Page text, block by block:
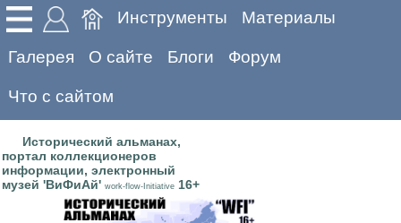
Инструменты Материалы
Галерея О сайте Блоги Форум
Что с сайтом
Исторический альманах,
портал коллекционеров
информации, электронный
музей 'ВиФиАй' work-flow-Initiative 16+